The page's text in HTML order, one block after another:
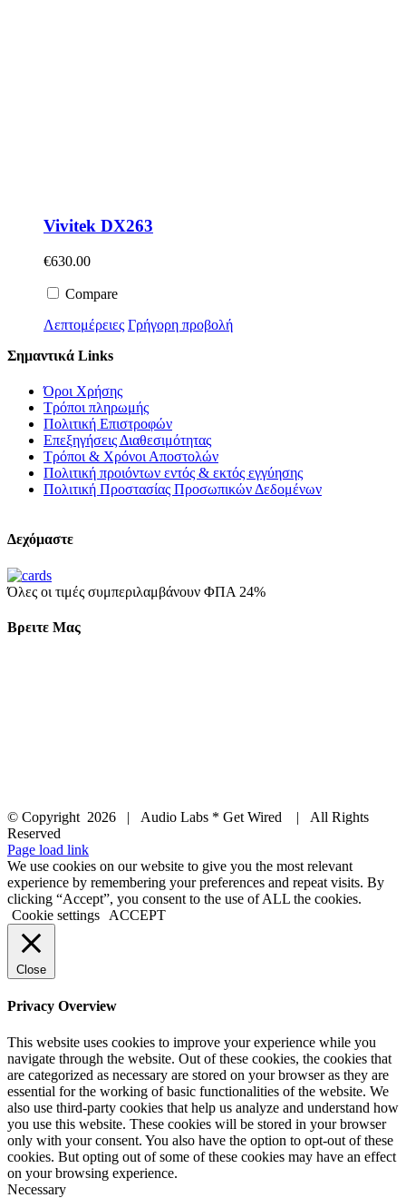
Vivitek DX263
€630.00
Compare
Λεπτομέρειες Γρήγορη προβολή
Σημαντικά Links
Όροι Χρήσης
Τρόποι πληρωμής
Πολιτική Επιστροφών
Επεξηγήσεις Διαθεσιμότητας
Τρόποι & Χρόνοι Αποστολών
Πολιτική προιόντων εντός & εκτός εγγύησης
Πολιτική Προστασίας Προσωπικών Δεδομένων
Δεχόμαστε
Όλες οι τιμές συμπεριλαμβάνουν ΦΠΑ 24%
Βρειτε Μας
© Copyright 2026 | Audio Labs * Get Wired | All Rights
Reserved
Facebook
Instagram
YouTube
LinkedIn
X
Page load link
We use cookies on our website to give you the most relevant
experience by remembering your preferences and repeat visits. By
clicking “Accept”, you consent to the use of ALL the cookies.
Cookie settings
ACCEPT
Close
Privacy Overview
This website uses cookies to improve your experience while you
navigate through the website. Out of these cookies, the cookies that
are categorized as necessary are stored on your browser as they are
essential for the working of basic functionalities of the website. We
also use third-party cookies that help us analyze and understand how
you use this website. These cookies will be stored in your browser
only with your consent. You also have the option to opt-out of these
cookies. But opting out of some of these cookies may have an effect
on your browsing experience.
Necessary